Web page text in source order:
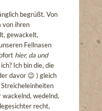
begrüßt. Von
von ihren
gewackelt,
Fellnasen
hier, da und
Ich bin die, die
davor 😉 ) gleich
wedelnd,
recht,